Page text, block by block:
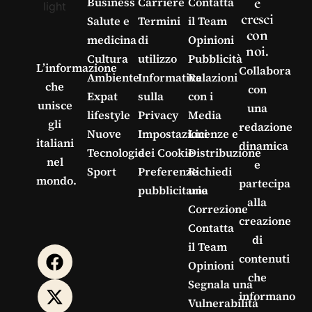
L’informazione
che
unisce
gli
italiani
nel
mondo.
Salute e
medicina
Cultura
Ambiente
Expat
lifestyle
Nuove
Tecnologie
Sport
Termini
di
utilizzo
Informativa
sulla
Privacy
Impostazioni
dei Cookie
Preferenze
pubblicitarie
il Team
Opinioni
Pubblicità
Relazioni
con i
Media
Licenze e
Distribuzione
Richiedi
una
Correzione
Contatta
il Team
Opinioni
Segnala una
Vulnerabilità
cresci
con
noi.
Collabora
con
una
redazione
dinamica
e
partecipa
alla
creazione
di
contenuti
che
informano